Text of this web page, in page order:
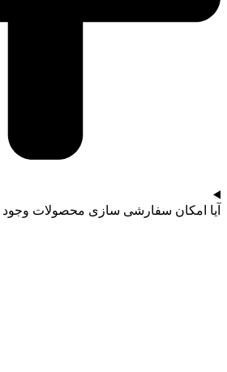
آیا امکان سفارشی سازی محصولات وجود